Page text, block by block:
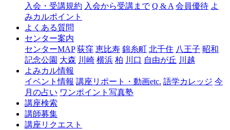
ャ
王
入会・受講規約 入会から受講まで Q & A 会員優待 よ
みカルポイント
よくある質問
センター案内
センターMAP 荻窪 恵比寿 錦糸町 北千住 八王子 昭和
記念公園 大森 川崎 横浜 柏 川口 自由が丘 川越
よみカル情報
イベント情報 講座リポート・動画etc. 語学カレッジ 今
月の占い ワンポイント写真塾
講座検索
講師募集
講座リクエスト